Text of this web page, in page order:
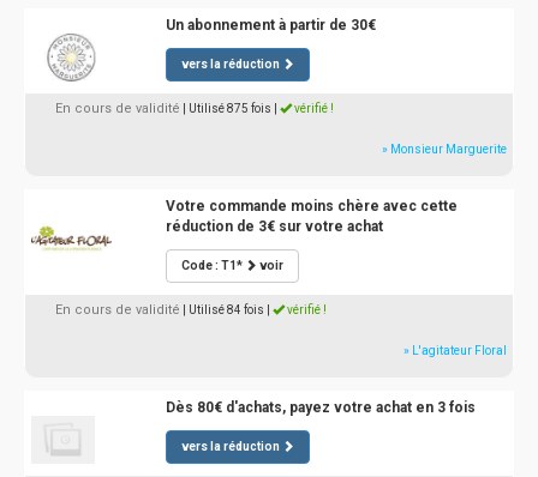
Un abonnement à partir de 30€
vers la réduction
En cours de validité | Utilisé 875 fois vérifié !
» Monsieur Marguerite
Votre commande moins chère avec cette
réduction de 3€ sur votre achat
Code : T1* voir
En cours de validité | Utilisé 84 fois vérifié !
» L'agitateur Floral
Dès 80€ d'achats, payez votre achat en 3 fois
vers la réduction